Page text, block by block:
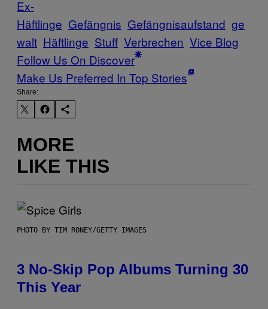
Ex-
Häftlinge Gefängnis Gefängnisaufstand ge
walt Häftlinge Stuff Verbrechen Vice Blog
Follow Us On Discover
Make Us Preferred In Top Stories
Share:
MORE
LIKE THIS
PHOTO BY TIM RONEY/GETTY IMAGES
3 No-Skip Pop Albums Turning 30
This Year